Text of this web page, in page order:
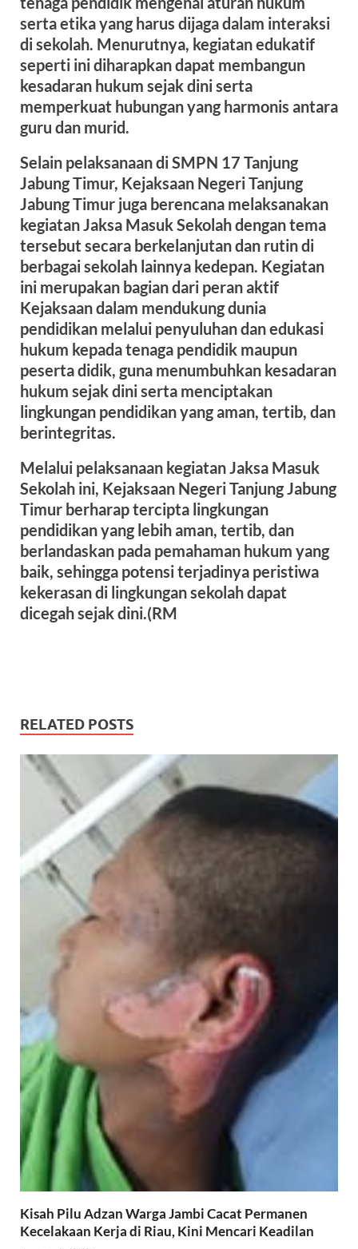
serta etika yang harus dijaga dalam interaksi
di sekolah. Menurutnya, kegiatan edukatif
seperti ini diharapkan dapat membangun
kesadaran hukum sejak dini serta
memperkuat hubungan yang harmonis antara
guru dan murid.
Selain pelaksanaan di SMPN 17 Tanjung
Jabung Timur, Kejaksaan Negeri Tanjung
Jabung Timur juga berencana melaksanakan
kegiatan Jaksa Masuk Sekolah dengan tema
tersebut secara berkelanjutan dan rutin di
berbagai sekolah lainnya kedepan. Kegiatan
ini merupakan bagian dari peran aktif
Kejaksaan dalam mendukung dunia
pendidikan melalui penyuluhan dan edukasi
hukum kepada tenaga pendidik maupun
peserta didik, guna menumbuhkan kesadaran
hukum sejak dini serta menciptakan
lingkungan pendidikan yang aman, tertib, dan
berintegritas.
Melalui pelaksanaan kegiatan Jaksa Masuk
Sekolah ini, Kejaksaan Negeri Tanjung Jabung
Timur berharap tercipta lingkungan
pendidikan yang lebih aman, tertib, dan
berlandaskan pada pemahaman hukum yang
baik, sehingga potensi terjadinya peristiwa
kekerasan di lingkungan sekolah dapat
dicegah sejak dini.(RM
RELATED POSTS
Kisah Pilu Adzan Warga Jambi Cacat Permanen
Kecelakaan Kerja di Riau, Kini Mencari Keadilan